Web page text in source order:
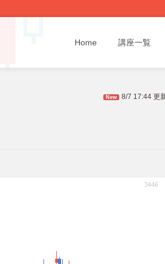
Home 講座一覧
New 8/7 17:44 更